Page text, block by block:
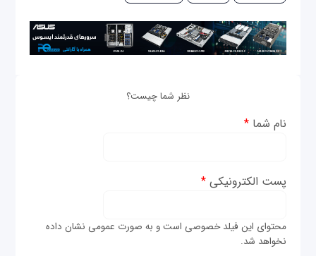
نظر شما چیست؟
نام شما*
پست الکترونیکی*
محتوای این فیلد خصوصی است و به صورت عمومی نشان داده
نخواهد شد.